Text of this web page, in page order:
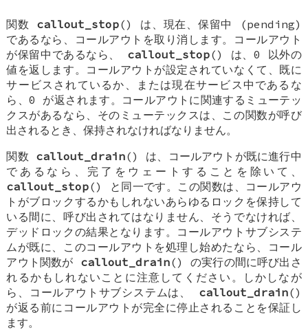
関数 callout_stop() は、現在、保留中 (pending)
であるなら、コールアウトを取り消します。コールアウト
が保留中であるなら、 callout_stop() は、0 以外の
値を返します。コールアウトが設定されていなくて、既に
サービスされているか、または現在サービス中であるな
ら、0 が返されます。コールアウトに関連するミューテッ
クスがあるなら、そのミューテックスは、この関数が呼び
出されるとき、保持されなければなりません。
関数 callout_drain() は、コールアウトが既に進行中
であるなら、完了をウェートすることを除いて、
callout_stop() と同一です。この関数は、コールアウ
トがブロックするかもしれないあらゆるロックを保持して
いる間に、呼び出されてはなりません、そうでなければ、
デッドロックの結果となります。コールアウトサブシステ
ムが既に、このコールアウトを処理し始めたなら、コール
アウト関数が callout_drain() の実行の間に呼び出さ
れるかもしれないことに注意してください。しかしなが
ら、コールアウトサブシステムは、 callout_drain()
が返る前にコールアウトが完全に停止されることを保証し
ます。